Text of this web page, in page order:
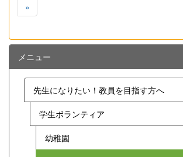
»
メニュー
先生になりたい！教員を目指す方へ
学生ボランティア
幼稚園